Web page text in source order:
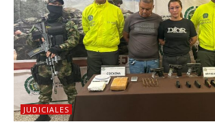
JUDICIALES